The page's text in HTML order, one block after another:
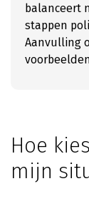
balanceert
stappen
Aanvulling
Hoe
mijn